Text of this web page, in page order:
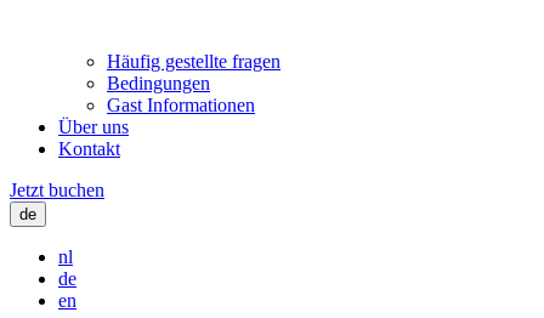
Häufig gestellte fragen
Bedingungen
Gast Informationen
Über uns
Kontakt
Jetzt buchen
de
nl
de
en